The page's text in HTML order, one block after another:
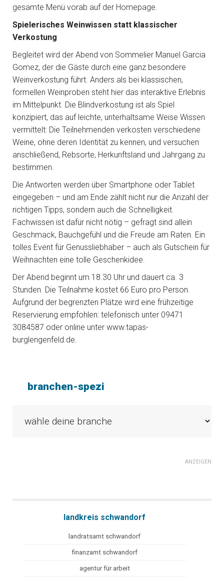
gesamte Menü vorab auf der Homepage.
Spielerisches Weinwissen statt klassischer
Verkostung
Begleitet wird der Abend von Sommelier Manuel Garcia
Gomez, der die Gäste durch eine ganz besondere
Weinverkostung führt. Anders als bei klassischen,
formellen Weinproben steht hier das interaktive Erlebnis
im Mittelpunkt. Die Blindverkostung ist als Spiel
konzipiert, das auf leichte, unterhaltsame Weise Wissen
vermittelt: Die Teilnehmenden verkosten verschiedene
Weine, ohne deren Identität zu kennen, und versuchen
anschließend, Rebsorte, Herkunftsland und Jahrgang zu
bestimmen.
Die Antworten werden über Smartphone oder Tablet
eingegeben – und am Ende zählt nicht nur die Anzahl der
richtigen Tipps, sondern auch die Schnelligkeit.
Fachwissen ist dafür nicht nötig – gefragt sind allein
Geschmack, Bauchgefühl und die Freude am Raten. Ein
tolles Event für Genussliebhaber – auch als Gutschein für
Weihnachten eine tolle Geschenkidee.
Der Abend beginnt um 18.30 Uhr und dauert ca. 3
Stunden. Die Teilnahme kostet 66 Euro pro Person.
Aufgrund der begrenzten Plätze wird eine frühzeitige
Reservierung empfohlen: telefonisch unter 09471
3084587 oder online unter www.tapas-
burglengenfeld.de.
branchen-spezi
ANZEIGEN
landkreis schwandorf
landratsamt schwandorf
finanzamt schwandorf
agentur für arbeit